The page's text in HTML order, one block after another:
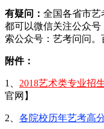
有疑问： 全国各省市艺
都可以微信关注公众号
索公众号：艺考问问。
附件：
1、 2018艺术类专业招
官网】
2、 各院校历年艺考高